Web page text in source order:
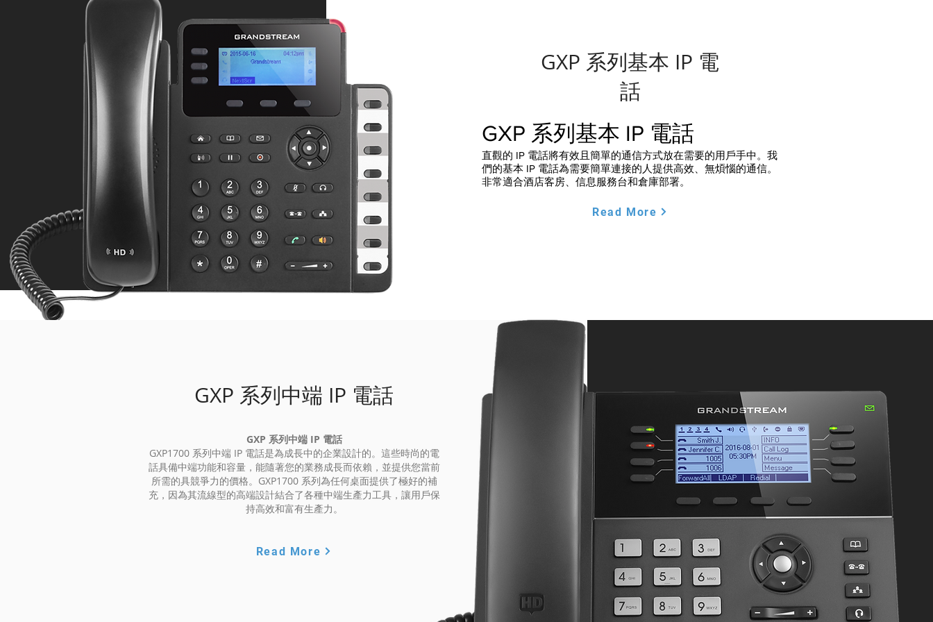
GXP 系列基本 IP 電
話
GXP 系列基本 IP 電話
直觀的 IP 電話將有效且簡單的通信方式放在需要的用戶手中。我
們的基本 IP 電話為需要簡單連接的人提供高效、無煩惱的通信。
非常適合酒店客房、信息服務台和倉庫部署。
Read More
GXP 系列中端 IP 電話
GXP 系列中端 IP 電話
GXP1700 系列中端 IP 電話是為成長中的企業設計的。這些時尚的電
話具備中端功能和容量，能隨著您的業務成長而依賴，並提供您當前
所需的具競爭力的價格。GXP1700 系列為任何桌面提供了極好的補
充，因為其流線型的高端設計結合了各種中端生產力工具，讓用戶保
持高效和富有生產力。
Read More